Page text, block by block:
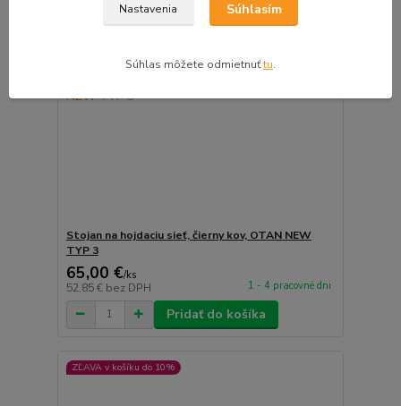
Stojan na hojdaciu sieť, čierny kov, OTAN NEW
TYP 3
65,00 €/ks
52,85 € bez DPH 1 - 4 pracovné dni
Pridať do košíka
ZĽAVA v košíku do 10%
Nastavenia Súhlasím
Súhlas môžete odmietnuťtu.